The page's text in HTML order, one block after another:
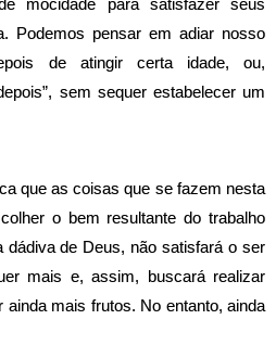
mocidade para satisfazer seus
Podemos pensar em adiar nosso
de atingir certa idade, ou,
sem sequer estabelecer um
que as coisas que se fazem nesta
o bem resultante do trabalho
dádiva de Deus, não satisfará o ser
mais e, assim, buscará realizar
mais frutos. No entanto, ainda